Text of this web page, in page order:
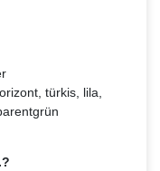
türkis, lila,